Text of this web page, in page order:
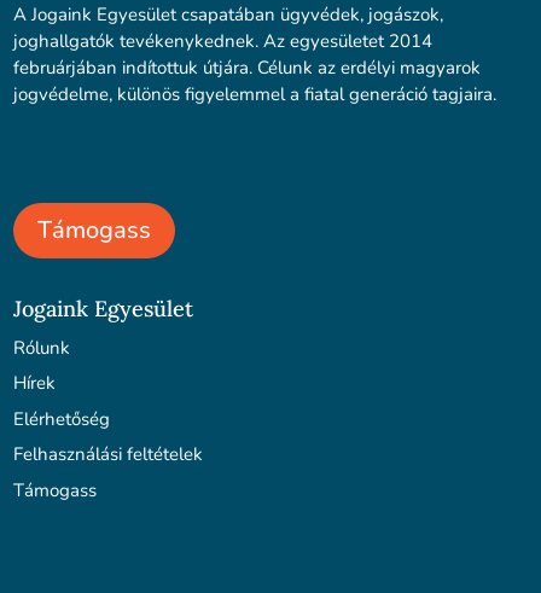
A Jogaink Egyesület csapatában ügyvédek, jogászok,
joghallgatók tevékenykednek. Az egyesületet 2014
februárjában indítottuk útjára. Célunk az erdélyi magyarok
jogvédelme, különös figyelemmel a fiatal generáció tagjaira.
Támogass
Jogaink Egyesület
Rólunk
Hírek
Elérhetőség
Felhasználási feltételek
Támogass